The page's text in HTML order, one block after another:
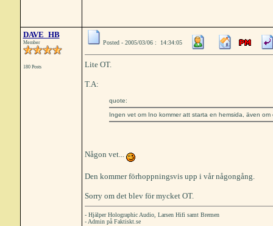
DAVE_HB
Member
180 Posts
Posted - 2005/03/06 : 14:34:05
Lite OT.
T.A:
quote:
Ingen vet om Ino kommer att starta en hemsida, även
Någon vet...
Den kommer förhoppningsvis upp i vår någongång.
Sorry om det blev för mycket OT.
- Hjälper Holographic Audio, Larsen Hifi samt Bremen
- Admin på Faktiskt.se